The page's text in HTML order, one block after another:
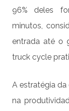
96% deles
minutos,
entrada até o
truck cycle
A estratégia
na